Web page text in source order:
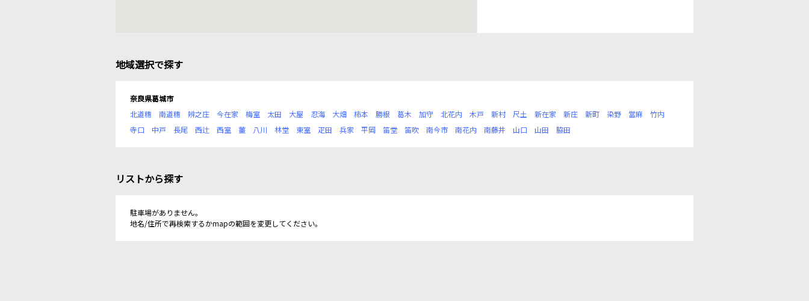
地域選択で探す
奈良県葛城市
北道穗
南道穗 辨之庄 今在家 梅室 太田 大屋 忍海 大畑 柿本 勝根 葛木 加守 北花内 木戸 新村 尺土 新在家 新庄 新町 染野 當麻
竹内
寺口
中戸 長尾 西辻 西室 薑 八川 林堂 東室 疋田 兵家 平岡 笛堂 笛吹 南今市 南花内 南藤井 山口 山田 脇田
リストから探す
駐車場がありません。
地名/住所で再検索するかmapの範囲を変更してください。